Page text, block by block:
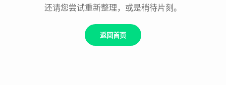
还请您尝试重新整理，或是稍待片刻。
返回首页